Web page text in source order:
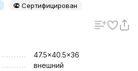
Сертифицирован
47.5x40.5x36
внешний